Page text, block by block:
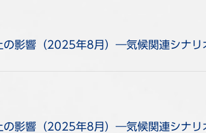
の影響（2025年8月）―気候関連シナ
の影響（2025年8月）―気候関連シナ